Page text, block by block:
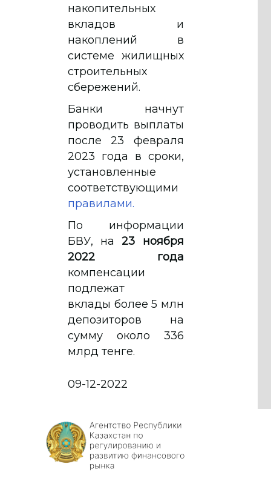
накопительных
вкладов и
накоплений в
системе жилищных
строительных
сбережений.
Банки начнут
проводить выплаты
после 23 февраля
2023 года в сроки,
установленные
соответствующими
правилами.
По информации
БВУ, на23 ноября
2022 года
компенсации
подлежат
вклады более 5 млн
депозиторов на
сумму около 336
млрд тенге.
09-12-2022